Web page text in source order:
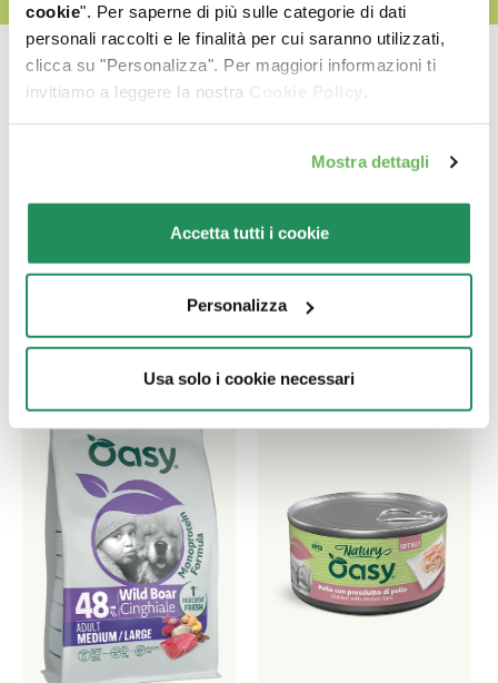
cookie". Per saperne di più sulle categorie di dati
personali raccolti e le finalità per cui saranno utilizzati,
clicca su "Personalizza". Per maggiori informazioni ti
invitiamo a leggere la nostra Cookie Policy.
Mostra dettagli
Accetta tutti i cookie
Personalizza
Usa solo i cookie necessari
Quale sarà il suo
preferito?
Scopri le nostre migliori proposte per il tuo pet